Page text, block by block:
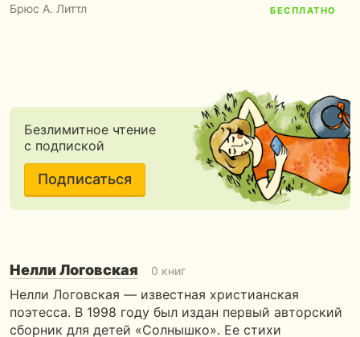
Брюс А. Литтл БЕСПЛАТНО
Безлимитное чтение
с подпиской
Подписаться
Нелли Логовская 0 книг
Нелли Логовская — известная христианская
поэтесса. В 1998 году был издан первый авторский
сборник для детей «Солнышко». Ее стихи